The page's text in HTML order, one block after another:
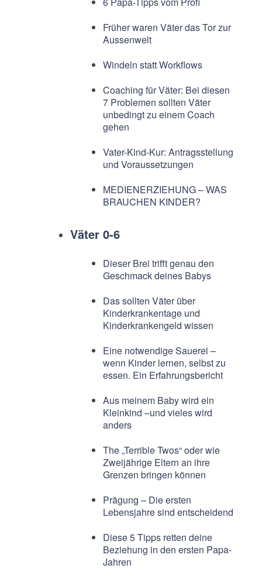
Früher waren Väter das Tor zur
Aussenwelt
Windeln statt Workflows
Coaching für Väter: Bei diesen
7 Problemen sollten Väter
unbedingt zu einem Coach
gehen
Vater-Kind-Kur: Antragsstellung
und Voraussetzungen
MEDIENERZIEHUNG – WAS
BRAUCHEN KINDER?
Väter 0-6
Dieser Brei trifft genau den
Geschmack deines Babys
Das sollten Väter über
Kinderkrankentage und
Kinderkrankengeld wissen
Eine notwendige Sauerei –
wenn Kinder lernen, selbst zu
essen. Ein Erfahrungsbericht
Aus meinem Baby wird ein
Kleinkind –und vieles wird
anders
The „Terrible Twos“ oder wie
Zweijährige Eltern an ihre
Grenzen bringen können
Prägung – Die ersten
Lebensjahre sind entscheidend
Diese 5 Tipps retten deine
Beziehung in den ersten Papa-
Jahren